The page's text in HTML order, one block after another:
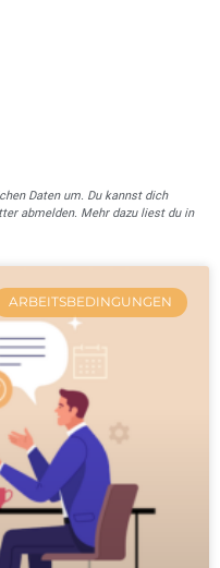
Daten um. Du kannst dich
abmelden. Mehr dazu liest du in
ARBEITSBEDINGUNGEN